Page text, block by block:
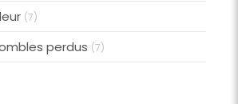
(7)
perdus (7)